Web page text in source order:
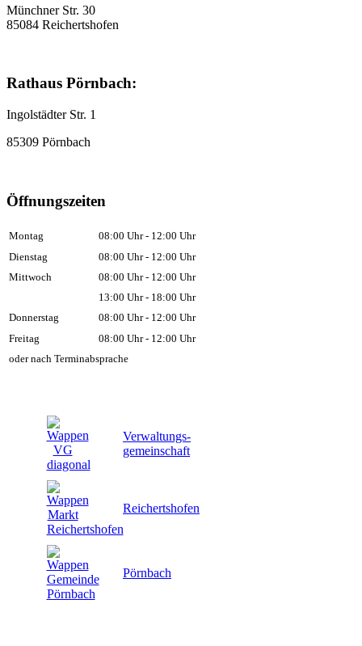
Münchner Str. 30
85084 Reichertshofen
Rathaus Pörnbach:
Ingolstädter Str. 1
85309 Pörnbach
Öffnungszeiten
Montag
08:00 Uhr - 12:00 Uhr
Dienstag
08:00 Uhr - 12:00 Uhr
Mittwoch
08:00 Uhr - 12:00 Uhr
13:00 Uhr - 18:00 Uhr
Donnerstag
08:00 Uhr - 12:00 Uhr
Freitag
08:00 Uhr - 12:00 Uhr
oder nach Terminabsprache
Verwaltungs-
gemeinschaft
Reichertshofen
Pörnbach